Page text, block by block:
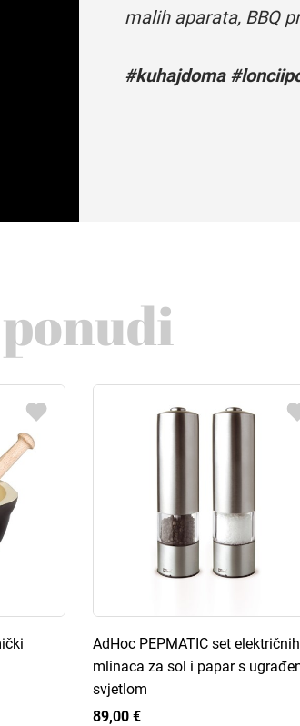
malih aparata, BBQ
#kuhajdoma
AdHoc PEPMATIC set električnih
mlinaca za sol i papar s
svjetlom
89,00 €